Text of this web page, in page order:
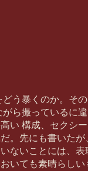
う暴くのか。そ
ら撮っているに
い 構成、セクシ
。先にも書いた
ないことには、
いても素晴らし